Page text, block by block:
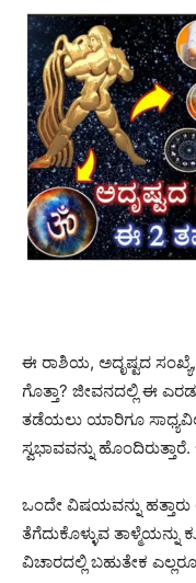
ಈ ರಾಶಿಯ, ಅದೃಷ್ಟದ ಸಂಖ್ಯೆ,
ಗೊತ್ತಾ? ಜೀವನದಲ್ಲಿ ಈ
ತಡೆಯಲು ಯಾರಿಗೂ
ಸ್ವಭಾವವನ್ನು
ಒಂದೇ ವಿಷಯವನ್ನು
ತೆಗೆದುಕೊಳ್ಳುವ
ವಿಚಾರದಲ್ಲಿ ಬಹುತೇಕ